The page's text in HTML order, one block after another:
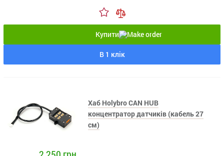
Купити
В 1 клік
Хаб Holybro CAN HUB
концентратор датчиків (кабель 27
см)